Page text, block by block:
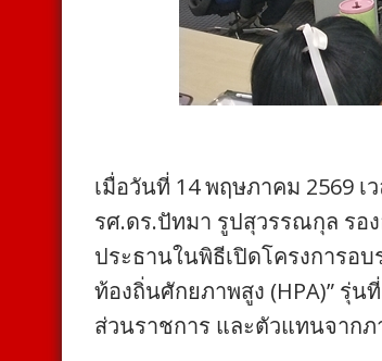
เมื่อวันที่ 14 พฤษภาคม 2569
รศ.ดร.ปัทมา รูปสุวรรณกุล รอ
ประธานในพิธีเปิดโครงการอ
ท้องถิ่นศักยภาพสูง (HPA)” รุ่
ส่วนราชการ และตัวแทนจาก